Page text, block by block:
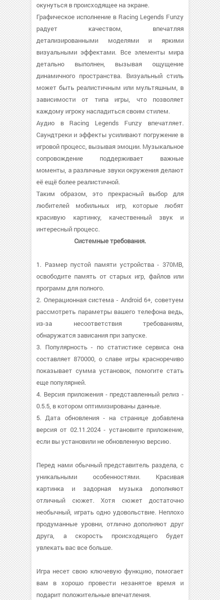
окунуться в происходящее на экране.
Графическое исполнение в Racing Legends Funzy
радует качеством, впечатляя
детализированными моделями и яркими
визуальными эффектами. Все элементы мира
детально выполнен, вызывая ощущение
динамичного пространства. Визуальный стиль
может быть реалистичным или мультяшным, в
зависимости от типа игры, что позволяет
каждому игроку насладиться своим стилем.
Аудио в Racing Legends Funzy впечатляет.
Саундтреки и эффекты усиливают погружение в
игровой процесс, вызывая эмоции. Музыкальное
сопровождение поддерживает важные
моменты, а различные звуки окружения делают
её ещё более реалистичной.
Таким образом, это прекрасный выбор для
любителей мобильных игр, которые любят
красивую картинку, качественный звук и
интересный процесс.
Системные требования.
1. Размер пустой памяти устройства - 370MB,
освободите память от старых игр, файлов или
программ для полного.
2. Операционная система - Android 6+, советуем
рассмотреть параметры вашего телефона ведь,
из-за несоответствия требованиям,
обнаружатся зависания при запуске.
3. Популярность - по статистике сервиса она
составляет 870000, о cлаве игры красноречиво
показывает сумма установок, помогите стать
еще популярней.
4. Версия приложения - представленный релиз -
0.5.5, в котором оптимизированы данные.
5. Дата обновления - на странице добавлена
версия от 02.11.2024 - установите приложение,
если вы установили не обновленную версию.
Перед нами обычный представитель раздела, с
уникальными особенностями. Красивая
картинка и задорная музыка дополняют
отличный сюжет. Хотя сюжет достаточно
необычный, играть одно удовольствие. Неплохо
продуманные уровни, отлично дополняют друг
друга, а скорость происходящего будет
увлекать вас все больше.
Игра несет свою ключевую функцию, помогает
вам в хорошо провести незанятое время и
подарит положительные впечатления.